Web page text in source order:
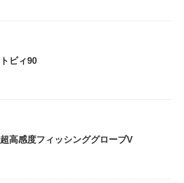
トビィ90
超高感度フィッシンググローブV